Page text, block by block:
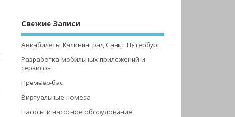
Свежие Записи
Авиабилеты Калининград Санкт Петербург
Разработка мобильных приложений и
сервисов
Премьер-бас
Виртуальные номера
Насосы и насосное оборудование